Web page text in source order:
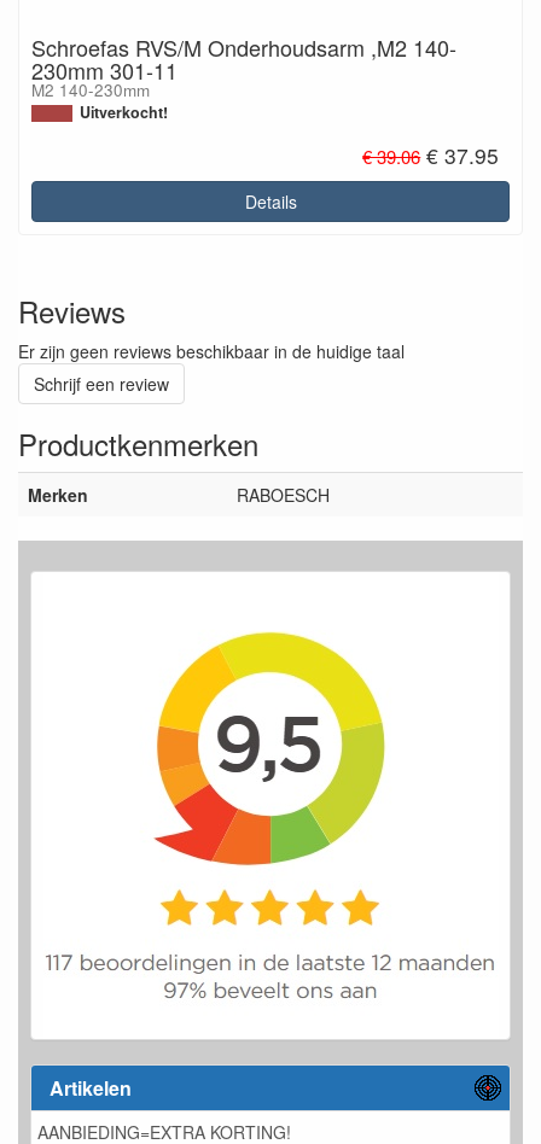
Artikelen
AANBIEDING=EXTRA KORTING!
Schroefas RVS/M Onderhoudsarm ,M2 140-
230mm 301-11
M2 140-230mm
Uitverkocht!
€ 39.06€ 37.95
Details
Reviews
Er zijn geen reviews beschikbaar in de huidige taal
Schrijf een review
Productkenmerken
Merken RABOESCH